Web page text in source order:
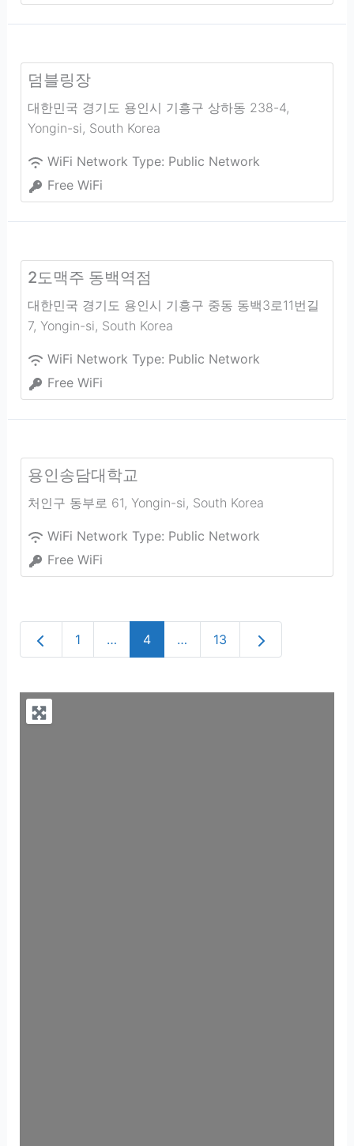
덤블링장
대한민국 경기도 용인시 기흥구 상하동 238-4,
Yongin-si, South Korea
WiFi Network Type: Public Network
Free WiFi
2도맥주 동백역점
대한민국 경기도 용인시 기흥구 중동 동백3로11번길
7, Yongin-si, South Korea
WiFi Network Type: Public Network
Free WiFi
용인송담대학교
처인구 동부로 61, Yongin-si, South Korea
WiFi Network Type: Public Network
Free WiFi
Newer posts
1 … 4 … 13 Older posts